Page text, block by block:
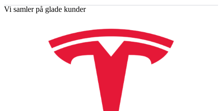
Vi samler på glade kunder